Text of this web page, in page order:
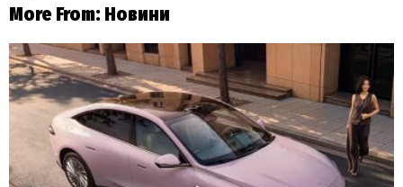
More From: Новини